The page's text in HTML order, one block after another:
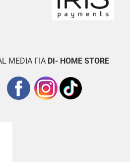
MEDIA ΓΙΑ DI- HOME STORE